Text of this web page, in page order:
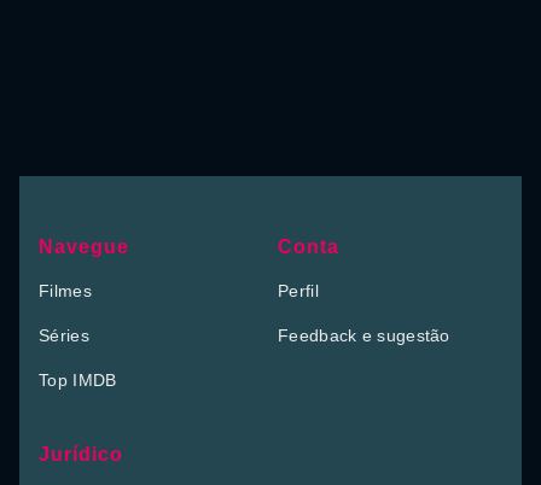
Navegue
Filmes
Séries
Top IMDB
Conta
Perfil
Feedback e sugestão
Jurídico